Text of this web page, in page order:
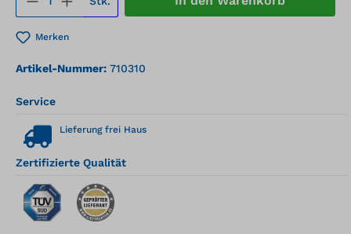
Merken
Artikel-Nummer: 710310
Service
Lieferung frei Haus
Zertifizierte Qualität